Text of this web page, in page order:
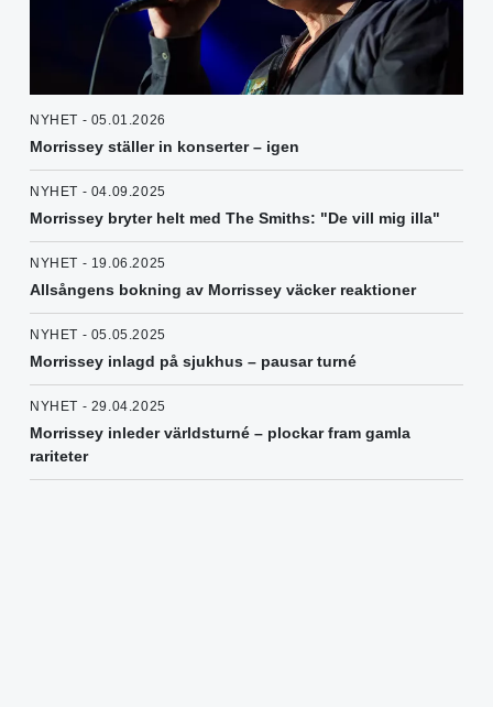
NYHET - 05.01.2026
Morrissey ställer in konserter – igen
NYHET - 04.09.2025
Morrissey bryter helt med The Smiths: "De vill mig illa"
NYHET - 19.06.2025
Allsångens bokning av Morrissey väcker reaktioner
NYHET - 05.05.2025
Morrissey inlagd på sjukhus – pausar turné
NYHET - 29.04.2025
Morrissey inleder världsturné – plockar fram gamla
rariteter